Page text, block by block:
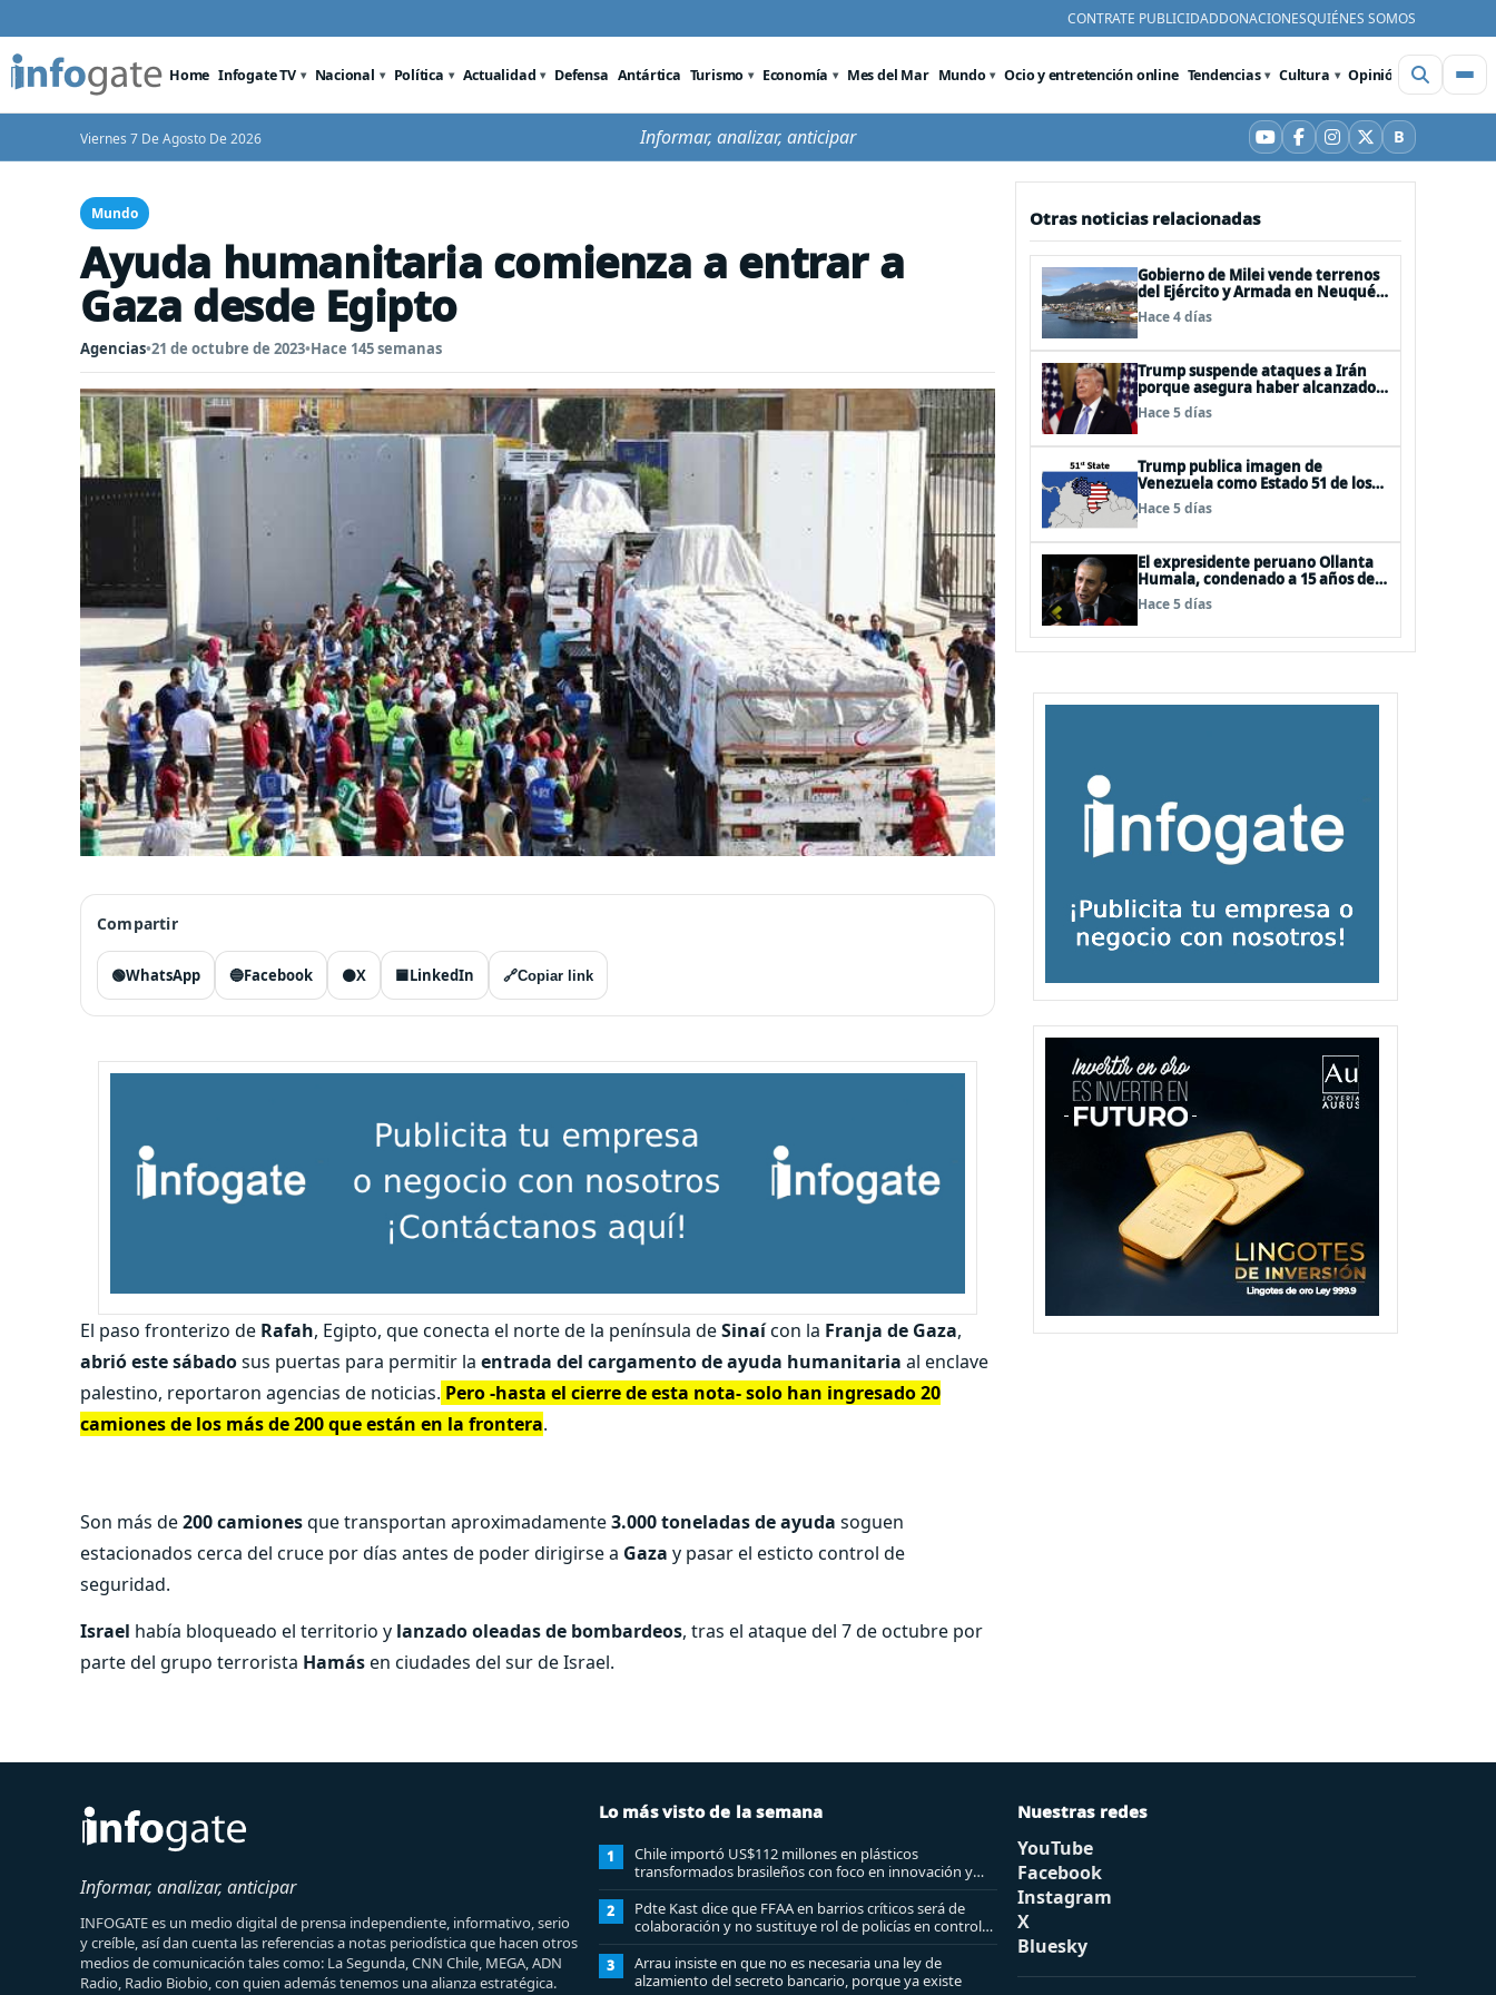
CONTRATE PUBLICIDADDONACIONESQUIÉNES SOMOS
Home Infogate TV Nacional Política Actualidad Defensa Antártica Turismo Economía Mes del Mar Mundo Ocio y entretención online Tendencias Cultura Opinión Videos
Viernes 7 De Agosto De 2026 Informar, analizar, anticipar YouTube
Facebook
Instagram
X BBluesky
Mundo
Ayuda humanitaria comienza a entrar a
Gaza desde Egipto
Agencias•21 de octubre de 2023•Hace 145 semanas
Compartir
🟢WhatsApp 🔵Facebook ⚫X 🟦LinkedIn 🔗Copiar link
El paso fronterizo de Rafah, Egipto, que conecta el norte de la península deSinaícon la Franja de Gaza,
abrió este sábadosus puertas para permitir la entrada del cargamento de ayuda humanitaria al enclave
palestino, reportaron agencias de noticias. Pero -hasta el cierre de esta nota- solo han ingresado 20
camiones de los más de 200 que están en la frontera.
Son más de200 camionesque transportan aproximadamente3.000 toneladas de ayuda soguen
estacionados cerca del cruce por días antes de poder dirigirse a Gaza y pasar el esticto control de
seguridad.
Israel había bloqueado el territorio y lanzado oleadas de bombardeos, tras el ataque del 7 de octubre por
parte del grupo terrorista Hamásen ciudades del sur de Israel.
Otras noticias relacionadas
Gobierno de Milei vende terrenos
del Ejército y Armada en Neuquén
y Ushuaia
Hace 4 días
Trump suspende ataques a Irán
porque asegura haber alcanzado
«las bases de un acuerdo»
Hace 5 días
Trump publica imagen de
Venezuela como Estado 51 de los
EEUU
Hace 5 días
El expresidente peruano Ollanta
Humala, condenado a 15 años de
cárcel, sale libre al anularse su
caso
Hace 5 días
Informar, analizar, anticipar
INFOGATE es un medio digital de prensa independiente, informativo, serio
y creíble, así dan cuenta las referencias a notas periodística que hacen otros
medios de comunicación tales como: La Segunda, CNN Chile, MEGA, ADN
Radio, Radio Biobio, con quien además tenemos una alianza estratégica.
Lo más visto de la semana
1
Chile importó US$112 millones en plásticos
transformados brasileños con foco en innovación y
sostenibilidad
2
Pdte Kast dice que FFAA en barrios críticos será de
colaboración y no sustituye rol de policías en control
del orden público
3
Arrau insiste en que no es necesaria una ley de
alzamiento del secreto bancario, porque ya existe
Nuestras redes
YouTube
Facebook
Instagram
X
Bluesky